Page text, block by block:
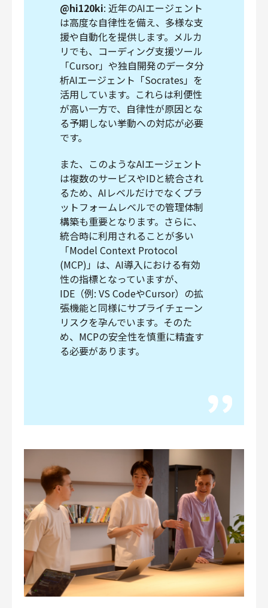
@hi120ki: 近年のAIエージェント
は高度な自律性を備え、多様な支
援や自動化を提供します。メルカ
リでも、コーディング支援ツール
「Cursor」や独自開発のデータ分
析AIエージェント「Socrates」を
活用しています。これらは利便性
が高い一方で、自律性が原因とな
る予期しない挙動への対応が必要
です。
また、このようなAIエージェント
は複数のサービスやIDと統合され
るため、AIレベルだけでなくプラ
ットフォームレベルでの管理体制
構築も重要となります。さらに、
統合時に利用されることが多い
「Model Context Protocol
(MCP)」は、AI導入における有効
性の指標となっていますが、
IDE（例: VS CodeやCursor）の拡
張機能と同様にサプライチェーン
リスクを孕んでいます。そのた
め、MCPの安全性を慎重に精査す
る必要があります。